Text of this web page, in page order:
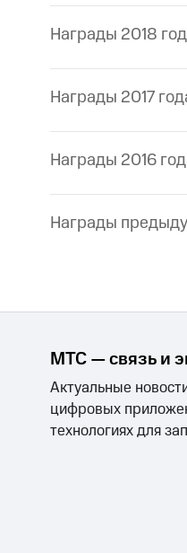
Награды 2018
Награды 2017
Награды 2016
Награды
МТС — связь и
Актуальные
цифровых
технологиях для